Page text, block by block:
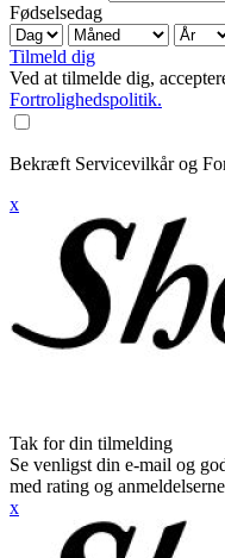
Fødselsedag
Tilmeld dig
Ved at tilmelde dig,
Fortrolighedspolitik.
Bekræft Servicevilkår og
x
Tak for din tilmelding
Se venligst din e-mail og
med rating og
x